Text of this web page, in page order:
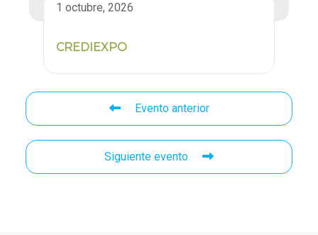
1 octubre, 2026
CREDIEXPO
Evento anterior
Siguiente evento